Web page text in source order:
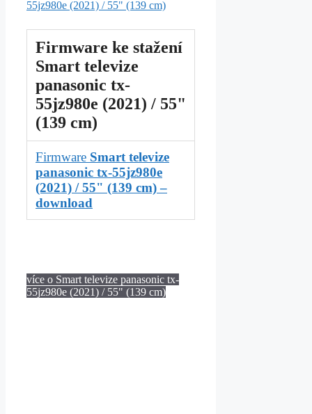
Firmware ke stažení
Smart televize
panasonic tx-
55jz980e (2021) / 55"
(139 cm)
Firmware Smart televize
panasonic tx-55jz980e
(2021) / 55" (139 cm) –
download
více o Smart televize panasonic tx-
55jz980e (2021) / 55" (139 cm)